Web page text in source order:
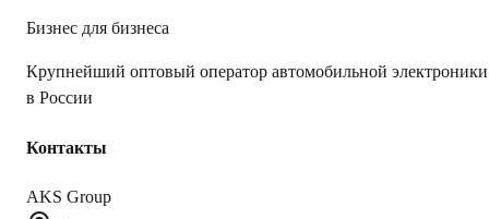
Бизнес для бизнеса
Крупнейший оптовый оператор автомобильной электроники
в России
Контакты
AKS Group